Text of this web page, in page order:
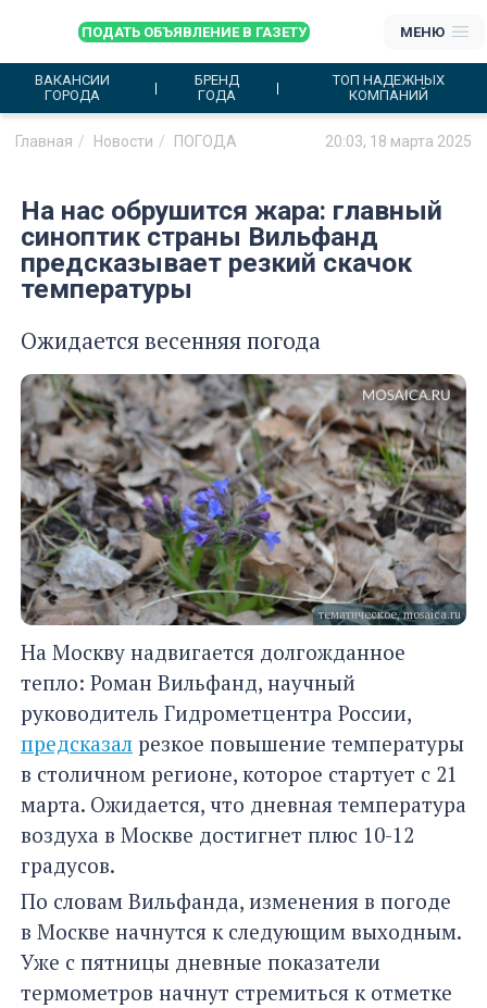
ПОДАТЬ ОБЪЯВЛЕНИЕ В ГАЗЕТУ МЕНЮ
ВАКАНСИИ
ГОРОДА
БРЕНД
ГОДА
ТОП НАДЕЖНЫХ
КОМПАНИЙ
Главная Новости ПОГОДА 20:03, 18 марта 2025
На нас обрушится жара: главный
синоптик страны Вильфанд
предсказывает резкий скачок
температуры
Ожидается весенняя погода
тематическое, mosaica.ru
На Москву надвигается долгожданное
тепло: Роман Вильфанд, научный
руководитель Гидрометцентра России,
предсказал резкое повышение температуры
в столичном регионе, которое стартует с 21
марта. Ожидается, что дневная температура
воздуха в Москве достигнет плюс 10-12
градусов.
По словам Вильфанда, изменения в погоде
в Москве начнутся к следующим выходным.
Уже с пятницы дневные показатели
термометров начнут стремиться к отметке